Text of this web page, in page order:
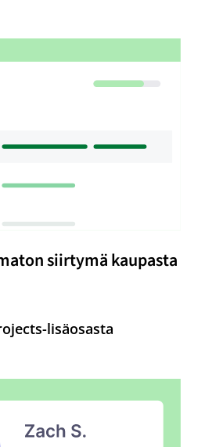
siirtymä kaupasta
lisäosasta